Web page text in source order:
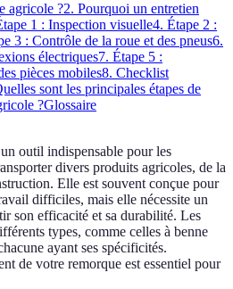
agricole ?2. Pourquoi un entretien
1 : Inspection visuelle4. Étape 2 :
3 : Contrôle de la roue et des pneus6.
électriques7. Étape 5 :
pièces mobiles8. Checklist
sont les principales étapes de
?Glossaire
outil indispensable pour les
divers produits agricoles, de la
Elle est souvent conçue pour
difficiles, mais elle nécessite un
son efficacité et sa durabilité. Les
types, comme celles à benne
ayant ses spécificités.
de votre remorque est essentiel pour